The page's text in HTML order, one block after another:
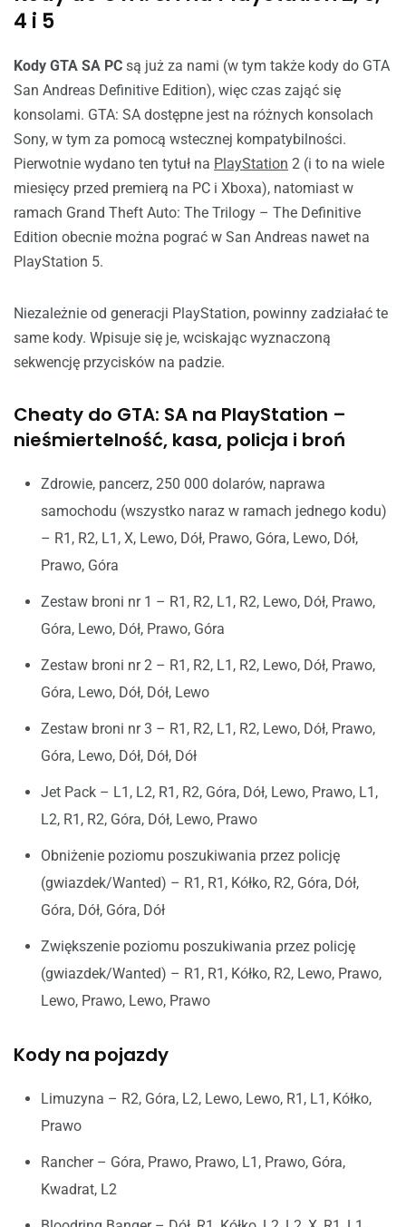
4 i 5
Kody GTA SA PC są już za nami (w tym także kody do GTA
San Andreas Definitive Edition), więc czas zająć się
konsolami. GTA: SA dostępne jest na różnych konsolach
Sony, w tym za pomocą wstecznej kompatybilności.
Pierwotnie wydano ten tytuł na PlayStation 2 (i to na wiele
miesięcy przed premierą na PC i Xboxa), natomiast w
ramach Grand Theft Auto: The Trilogy – The Definitive
Edition obecnie można pograć w San Andreas nawet na
PlayStation 5.
Niezależnie od generacji PlayStation, powinny zadziałać te
same kody. Wpisuje się je, wciskając wyznaczoną
sekwencję przycisków na padzie.
Cheaty do GTA: SA na PlayStation –
nieśmiertelność, kasa, policja i broń
Zdrowie, pancerz, 250 000 dolarów, naprawa
samochodu (wszystko naraz w ramach jednego kodu)
– R1, R2, L1, X, Lewo, Dół, Prawo, Góra, Lewo, Dół,
Prawo, Góra
Zestaw broni nr 1 – R1, R2, L1, R2, Lewo, Dół, Prawo,
Góra, Lewo, Dół, Prawo, Góra
Zestaw broni nr 2 – R1, R2, L1, R2, Lewo, Dół, Prawo,
Góra, Lewo, Dół, Dół, Lewo
Zestaw broni nr 3 – R1, R2, L1, R2, Lewo, Dół, Prawo,
Góra, Lewo, Dół, Dół, Dół
Jet Pack – L1, L2, R1, R2, Góra, Dół, Lewo, Prawo, L1,
L2, R1, R2, Góra, Dół, Lewo, Prawo
Obniżenie poziomu poszukiwania przez policję
(gwiazdek/Wanted) – R1, R1, Kółko, R2, Góra, Dół,
Góra, Dół, Góra, Dół
Zwiększenie poziomu poszukiwania przez policję
(gwiazdek/Wanted) – R1, R1, Kółko, R2, Lewo, Prawo,
Lewo, Prawo, Lewo, Prawo
Kody na pojazdy
Limuzyna – R2, Góra, L2, Lewo, Lewo, R1, L1, Kółko,
Prawo
Rancher – Góra, Prawo, Prawo, L1, Prawo, Góra,
Kwadrat, L2